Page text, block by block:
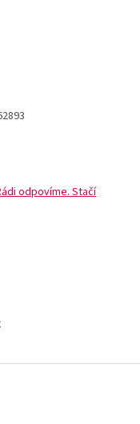
odpovíme. Stačí